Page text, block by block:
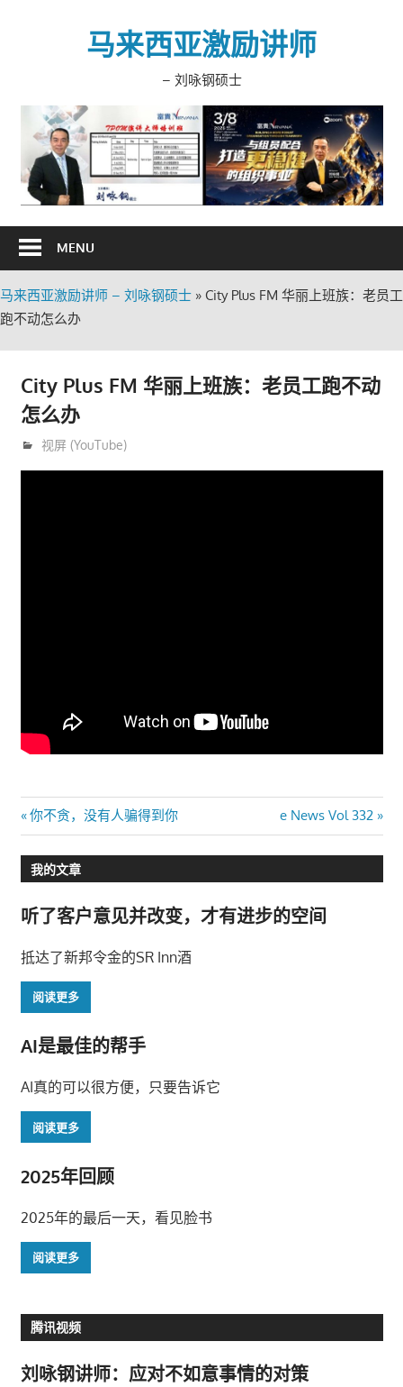
马来西亚激励讲师
– 刘咏钢硕士
MENU
马来西亚激励讲师 – 刘咏钢硕士 » City Plus FM 华丽上班族：老员工
跑不动怎么办
City Plus FM 华丽上班族：老员工跑不动
怎么办
9月 10, 2018
trainer
视屏 (YouTube)
文
章
导
航
Previous
Post:
你不贪，没有人骗得到你
Next
Post:
e News Vol 332
我的文章
听了客户意见并改变，才有进步的空间
抵达了新邦令金的SR Inn酒
阅读更多
AI是最佳的帮手
AI真的可以很方便，只要告诉它
阅读更多
2025年回顾
2025年的最后一天，看见脸书
阅读更多
腾讯视频
刘咏钢讲师：应对不如意事情的对策